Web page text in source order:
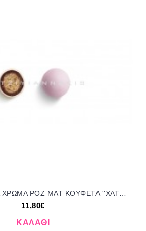
11,80€
ΚΑΛΆΘΙ